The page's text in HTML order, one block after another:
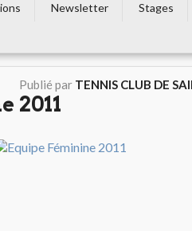
Newsletter Stages
Publié par TENNIS CLUB DE
2011